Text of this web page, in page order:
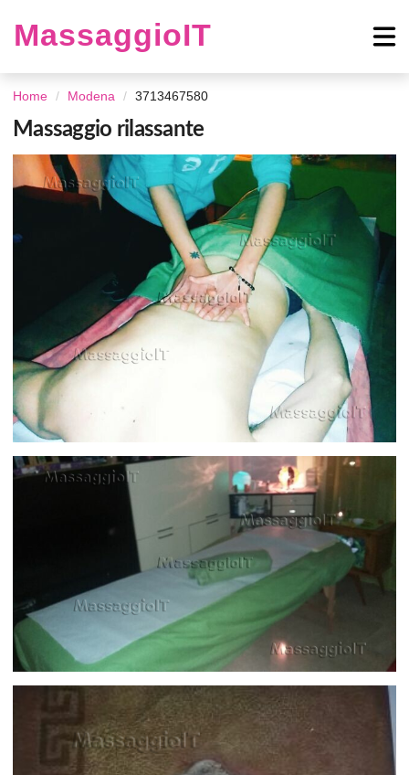
MassaggioIT
Home Modena 3713467580
Massaggio rilassante